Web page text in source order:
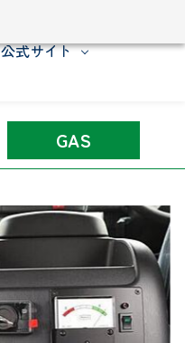
公式サイト
GAS